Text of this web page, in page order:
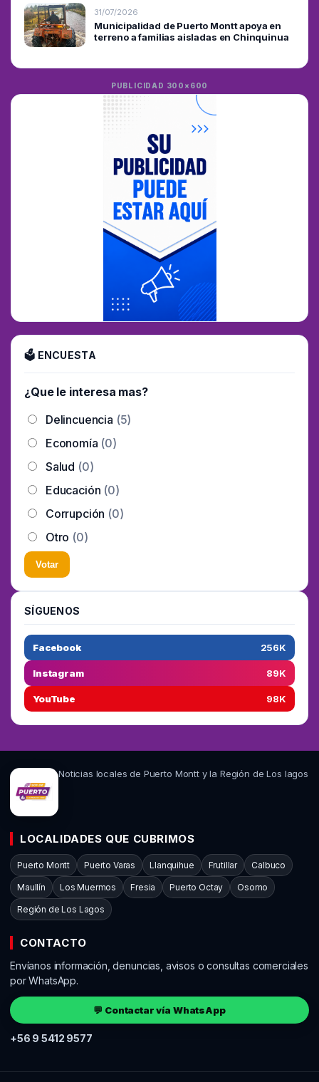
31/07/2026
Municipalidad de Puerto Montt apoya en
terreno a familias aisladas en Chinquinua
PUBLICIDAD 300×600
🗳 ENCUESTA
¿Que le interesa mas?
Delincuencia (5)
Economía (0)
Salud (0)
Educación (0)
Corrupción (0)
Otro (0)
Votar
SÍGUENOS
Facebook 256K
Instagram 89K
YouTube 98K
Noticias locales de Puerto Montt y la Región de Los lagos
LOCALIDADES QUE CUBRIMOS
Puerto Montt Puerto Varas Llanquihue Frutillar Calbuco
Maullín Los Muermos Fresia Puerto Octay Osorno
Región de Los Lagos
CONTACTO
Envíanos información, denuncias, avisos o consultas comerciales
por WhatsApp.
💬 Contactar vía WhatsApp
+56 9 5412 9577